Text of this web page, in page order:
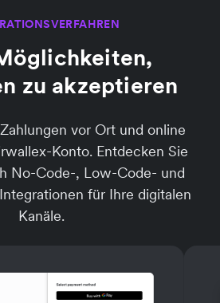
zu akzeptieren
vor Ort und online
Konto. Entdecken Sie
No-Code-, Low-Code- und
für Ihre digitalen
Kanäle.